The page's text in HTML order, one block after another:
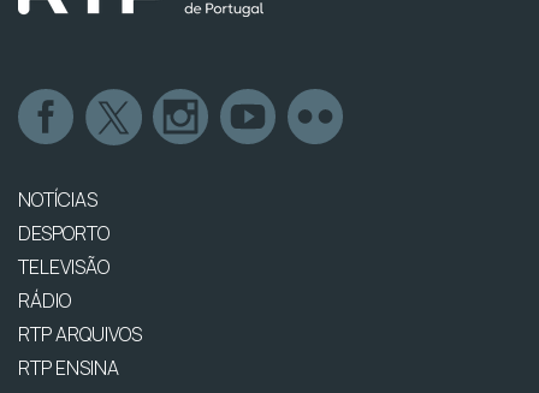
NOTÍCIAS
DESPORTO
TELEVISÃO
RÁDIO
RTP ARQUIVOS
RTP ENSINA